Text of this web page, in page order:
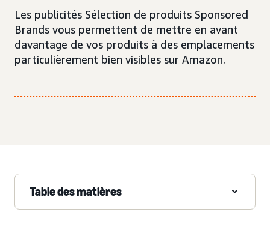
Les publicités Sélection de produits Sponsored
Brands vous permettent de mettre en avant
davantage de vos produits à des emplacements
particulièrement bien visibles sur Amazon.
Table des matières